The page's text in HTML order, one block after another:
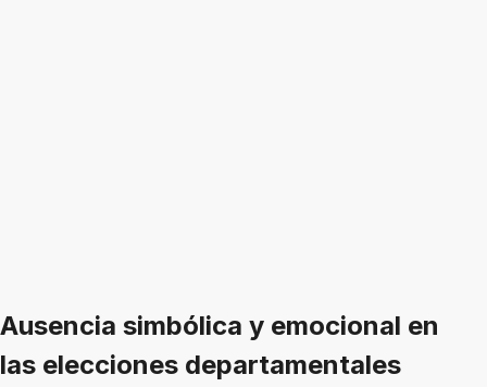
Ausencia simbólica y emocional en
las elecciones departamentales